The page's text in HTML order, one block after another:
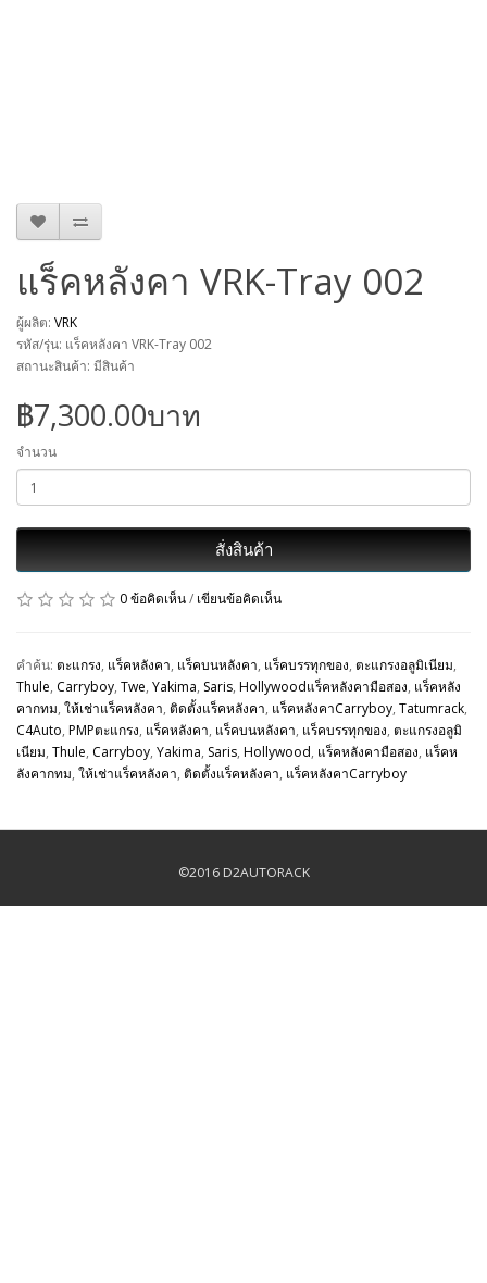
แร็คหลังคา VRK-Tray 002
ผู้ผลิต: VRK
รหัส/รุ่น: แร็คหลังคา VRK-Tray 002
สถานะสินค้า: มีสินค้า
฿7,300.00บาท
จำนวน
สั่งสินค้า
0 ข้อคิดเห็น/ เขียนข้อคิดเห็น
คำค้น: ตะแกรง, แร็คหลังคา, แร็คบนหลังคา, แร็คบรรทุกของ, ตะแกรงอลูมิเนียม,
Thule, Carryboy, Twe, Yakima, Saris, Hollywoodแร็คหลังคามือสอง, แร็คหลัง
คากทม, ให้เช่าแร็คหลังคา, ติดตั้งแร็คหลังคา, แร็คหลังคาCarryboy, Tatumrack,
C4Auto, PMPตะแกรง, แร็คหลังคา, แร็คบนหลังคา, แร็คบรรทุกของ, ตะแกรงอลูมิ
เนียม, Thule, Carryboy, Yakima, Saris, Hollywood, แร็คหลังคามือสอง, แร็คห
ลังคากทม, ให้เช่าแร็คหลังคา, ติดตั้งแร็คหลังคา, แร็คหลังคาCarryboy
©2016 D2AUTORACK